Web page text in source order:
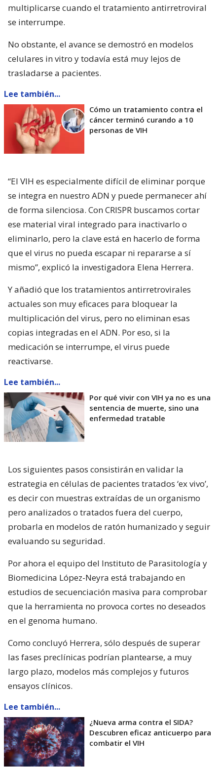
multiplicarse cuando el tratamiento antirretroviral
se interrumpe.
No obstante, el avance se demostró en modelos
celulares in vitro y todavía está muy lejos de
trasladarse a pacientes.
Lee también...
Cómo un tratamiento contra el
cáncer terminó curando a 10
personas de VIH
“El VIH es especialmente difícil de eliminar porque
se integra en nuestro ADN y puede permanecer ahí
de forma silenciosa. Con CRISPR buscamos cortar
ese material viral integrado para inactivarlo o
eliminarlo, pero la clave está en hacerlo de forma
que el virus no pueda escapar ni repararse a sí
mismo”, explicó la investigadora Elena Herrera.
Y añadió que los tratamientos antirretrovirales
actuales son muy eficaces para bloquear la
multiplicación del virus, pero no eliminan esas
copias integradas en el ADN. Por eso, si la
medicación se interrumpe, el virus puede
reactivarse.
Lee también...
Por qué vivir con VIH ya no es una
sentencia de muerte, sino una
enfermedad tratable
Los siguientes pasos consistirán en validar la
estrategia en células de pacientes tratados ‘ex vivo’,
es decir con muestras extraídas de un organismo
pero analizados o tratados fuera del cuerpo,
probarla en modelos de ratón humanizado y seguir
evaluando su seguridad.
Por ahora el equipo del Instituto de Parasitología y
Biomedicina López-Neyra está trabajando en
estudios de secuenciación masiva para comprobar
que la herramienta no provoca cortes no deseados
en el genoma humano.
Como concluyó Herrera, sólo después de superar
las fases preclínicas podrían plantearse, a muy
largo plazo, modelos más complejos y futuros
ensayos clínicos.
Lee también...
¿Nueva arma contra el SIDA?
Descubren eficaz anticuerpo para
combatir el VIH